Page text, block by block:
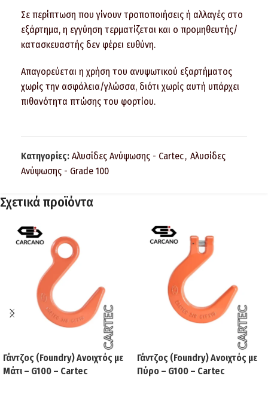
Σε περίπτωση που γίνουν τροποποιήσεις ή αλλαγές στο
εξάρτημα, η εγγύηση τερματίζεται και ο προμηθευτής/
κατασκευαστής δεν φέρει ευθύνη.
Απαγορεύεται η χρήση του ανυψωτικού εξαρτήματος
χωρίς την ασφάλεια/γλώσσα, διότι χωρίς αυτή υπάρχει
πιθανότητα πτώσης του φορτίου.
Κατηγορίες: Αλυσίδες Ανύψωσης - Cartec, Αλυσίδες
Ανύψωσης - Grade 100
Σχετικά προϊόντα
Γάντζος (Foundry) Ανοιχτός με
Μάτι – G100 – Cartec
Γάντζος (Foundry) Ανοιχτός με
Πύρο – G100 – Cartec